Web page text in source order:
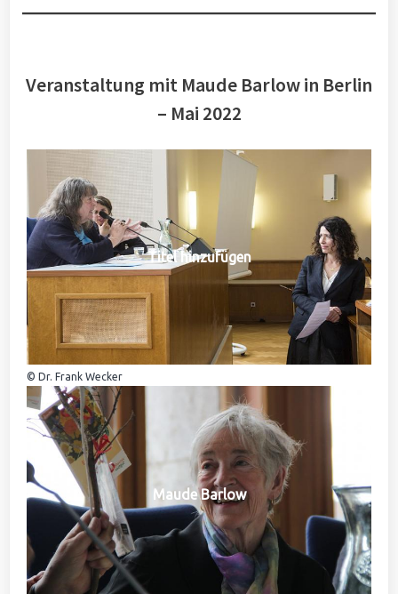
Veranstaltung mit Maude Barlow in Berlin
– Mai 2022
Titel hinzufügen
© Dr. Frank Wecker
Maude Barlow